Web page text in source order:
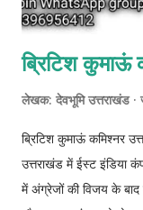
ब्रिटिश कुमाऊं
लेखक: देवभूमि उत्तराखंड
ब्रिटिश कुमाऊं कमिश्नर
उत्तराखंड में ईस्ट इंडिया
में अंग्रेजों की विजय के बाद